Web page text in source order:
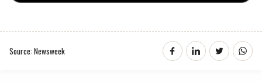
Source: Newsweek